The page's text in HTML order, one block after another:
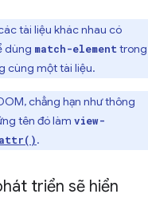
tài liệu khác nhau có
dùng match-element trong
cùng một tài liệu.
chẳng hạn như thông
tên đó làm view-
attr().
triển sẽ hiển